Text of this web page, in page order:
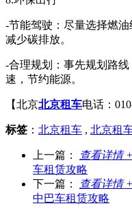
-节能驾驶：尽量选择燃
减少碳排放。
-合理规划：事先规划路
速，节约能源。
【北京北京租车电话：
标签 ： 北京租车 , 北京租
上一篇： 查看详情 +
车租赁攻略
下一篇：
查看详情 +
中巴车租赁攻略